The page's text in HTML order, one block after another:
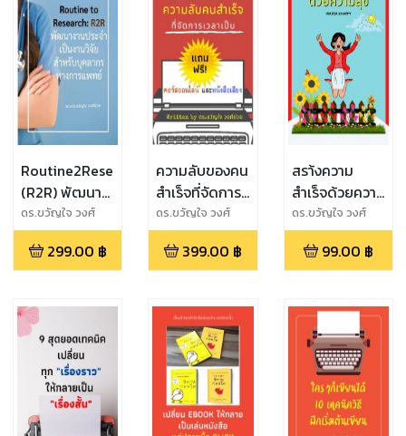
Routine2Research
(R2R) พัฒนา
งานประจำเป็น
งานวิจัย สำหรับ
บุคลากร
ดร.ขวัญใจ วงศ์
ช่วย
299.00 ฿
ความลับของคน
สำเร็จที่จัดการ
เวลาเป็น
ดร.ขวัญใจ วงศ์
ช่วย
399.00 ฿
สรา้งความ
สำเร็จด้วยความ
สุข
ดร.ขวัญใจ วงศ์
ช่วย
99.00 ฿